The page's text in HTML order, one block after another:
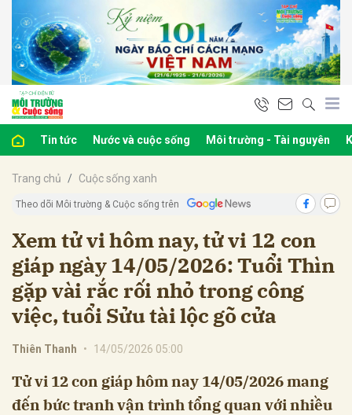
Tin tức Nước và cuộc sống Môi trường - Tài nguyên
Trang chủ Cuộc sống xanh
Theo dõi Môi trường & Cuộc sống trên
Xem tử vi hôm nay, tử vi 12 con
giáp ngày 14/05/2026: Tuổi Thìn
gặp vài rắc rối nhỏ trong công
việc, tuổi Sửu tài lộc gõ cửa
Thiên Thanh • 14/05/2026 05:00
Tử vi 12 con giáp hôm nay 14/05/2026 mang
đến bức tranh vận trình tổng quan với nhiều
luận
Hủy